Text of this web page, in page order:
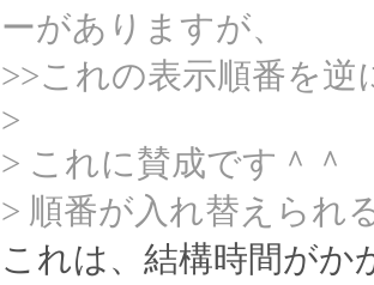
ーがありますが、
>>これの表示順番を
>
> これに賛成です＾＾
> 順番が入れ替えられ
これは、結構時間がか